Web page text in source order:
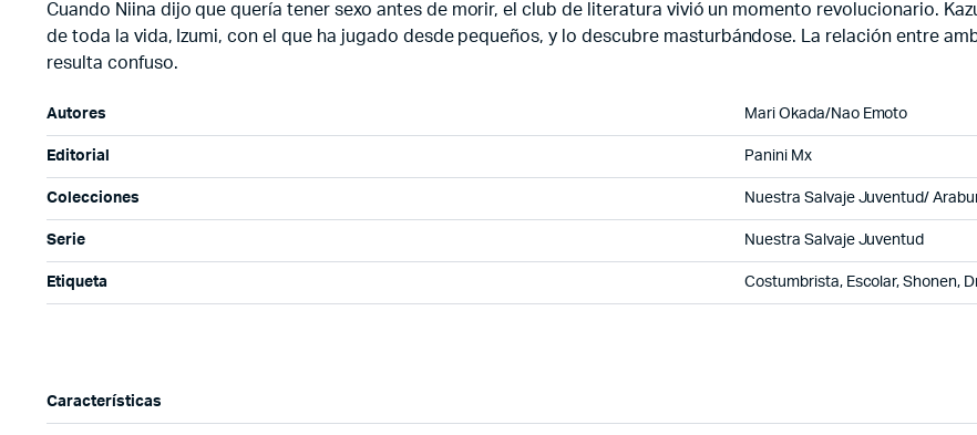
Cuando Niina dijo que quería tener sexo antes de morir, el club de literatura vivió un momento revolucionario.
de toda la vida, Izumi, con el que ha jugado desde pequeños, y lo descubre masturbándose. La relación entre
resulta confuso.
Autores Mari Okada/Nao Emoto
Editorial Panini Mx
Colecciones Nuestra Salvaje Juventud/
Serie Nuestra Salvaje Juventud
Etiqueta Costumbrista, Escolar, Shonen,
Características